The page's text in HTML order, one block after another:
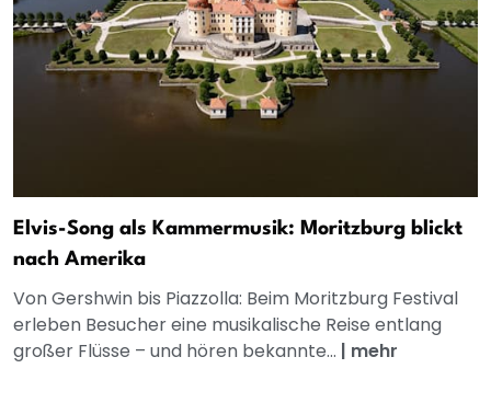
Elvis-Song als Kammermusik: Moritzburg blickt
nach Amerika
Von Gershwin bis Piazzolla: Beim Moritzburg Festival
erleben Besucher eine musikalische Reise entlang
großer Flüsse – und hören bekannte... | mehr